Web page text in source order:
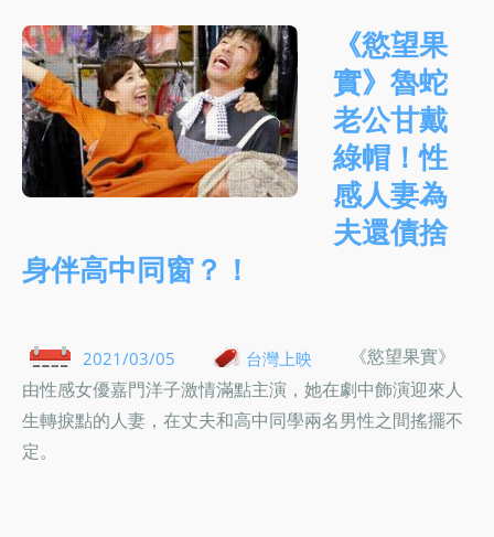
《慾望果
實》魯蛇
老公甘戴
綠帽！性
感人妻為
夫還債捨
身伴高中同窗？！
2021/03/05 台灣上映
《慾望果實》
由性感女優嘉門洋子激情滿點主演，她在劇中飾演迎來人
生轉捩點的人妻，在丈夫和高中同學兩名男性之間搖擺不
定。